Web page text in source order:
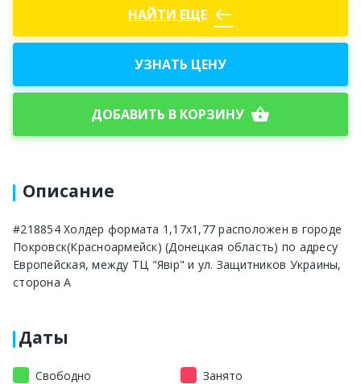
НАЙТИ ЕЩЕ west
УЗНАТЬ ЦЕНУ
ДОБАВИТЬ В КОРЗИНУ shopping_basket
Описание
#218854 Холдер формата 1,17х1,77 расположен в городе
Покровск(Красноармейск) (Донецкая область) по адресу
Европейская, между ТЦ "Явір" и ул. Защитников Украины,
сторона А
Даты
Свободно
Занято